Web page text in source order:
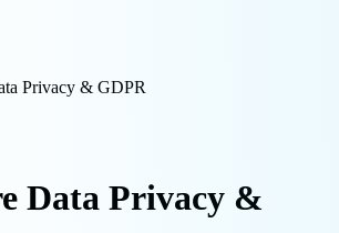
Privacy & GDPR
Data Privacy &